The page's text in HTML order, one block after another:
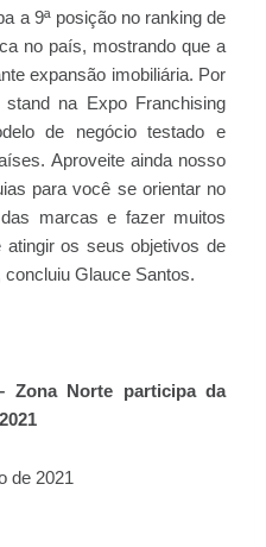
a 9ª posição no ranking de
no país, mostrando que a
expansão imobiliária. Por
na Expo Franchising
de negócio testado e
Aproveite ainda nosso
para você se orientar no
marcas e fazer muitos
atingir os seus objetivos de
Glauce Santos.
Zona Norte participa da
de 2021